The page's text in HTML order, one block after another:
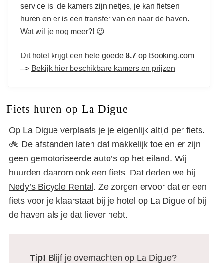
service is, de kamers zijn netjes, je kan fietsen
huren en er is een transfer van en naar de haven.
Wat wil je nog meer?! 😉
Dit hotel krijgt een hele goede 8.7 op Booking.com
–> Bekijk hier beschikbare kamers en prijzen
Fiets huren op La Digue
Op La Digue verplaats je je eigenlijk altijd per fiets.
🚲 De afstanden laten dat makkelijk toe en er zijn
geen gemotoriseerde auto’s op het eiland. Wij
huurden daarom ook een fiets. Dat deden we bij
Nedy’s Bicycle Rental. Ze zorgen ervoor dat er een
fiets voor je klaarstaat bij je hotel op La Digue of bij
de haven als je dat liever hebt.
Tip! Blijf je overnachten op La Digue?